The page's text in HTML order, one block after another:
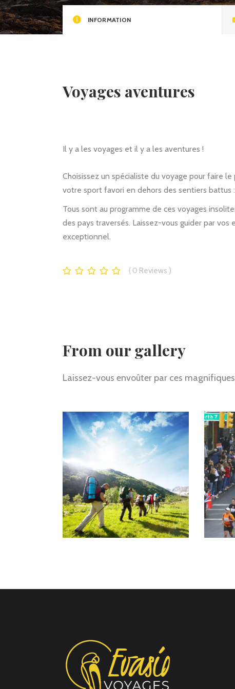
INFORMATION
Voyages aventures
Il y a les voyages et il y a les aventures !
Choisissez un spécialiste du voyage pour faire
votre sport favori en dehors des sentiers battus
Tous sont au programme de ces voyages
des pays traversés. Laissez-vous guider par
exceptionnel.
0 Reviews
From our gallery
Laissez-vous envoûter par ces